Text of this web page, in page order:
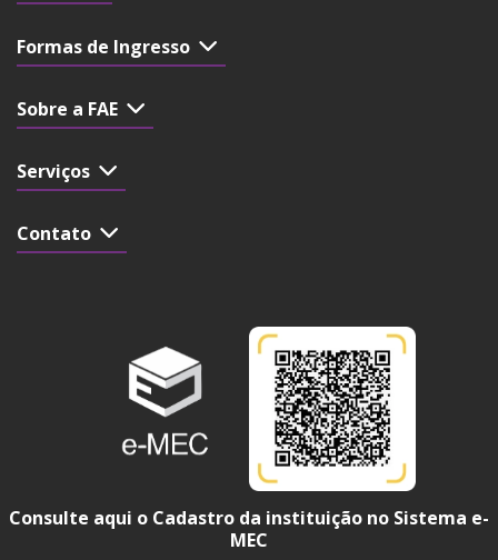
Formas de Ingresso
Sobre a FAE
Serviços
Contato
Consulte aqui o Cadastro da instituição no Sistema e-
MEC